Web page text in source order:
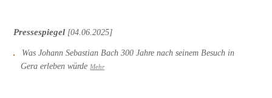
Pressespiegel [04.06.2025]
Was Johann Sebastian Bach 300 Jahre nach seinem Besuch in
Gera erleben würde Mehr